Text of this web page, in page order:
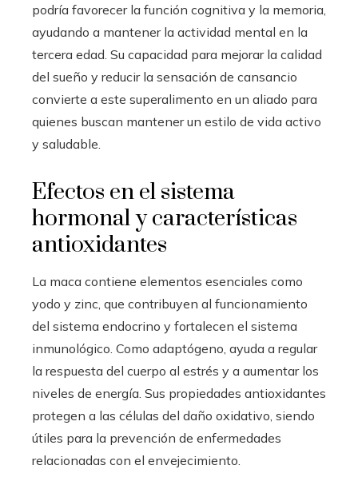
podría favorecer la función cognitiva y la memoria,
ayudando a mantener la actividad mental en la
tercera edad. Su capacidad para mejorar la calidad
del sueño y reducir la sensación de cansancio
convierte a este superalimento en un aliado para
quienes buscan mantener un estilo de vida activo
y saludable.
Efectos en el sistema
hormonal y características
antioxidantes
La maca contiene elementos esenciales como
yodo y zinc, que contribuyen al funcionamiento
del sistema endocrino y fortalecen el sistema
inmunológico. Como adaptógeno, ayuda a regular
la respuesta del cuerpo al estrés y a aumentar los
niveles de energía. Sus propiedades antioxidantes
protegen a las células del daño oxidativo, siendo
útiles para la prevención de enfermedades
relacionadas con el envejecimiento.